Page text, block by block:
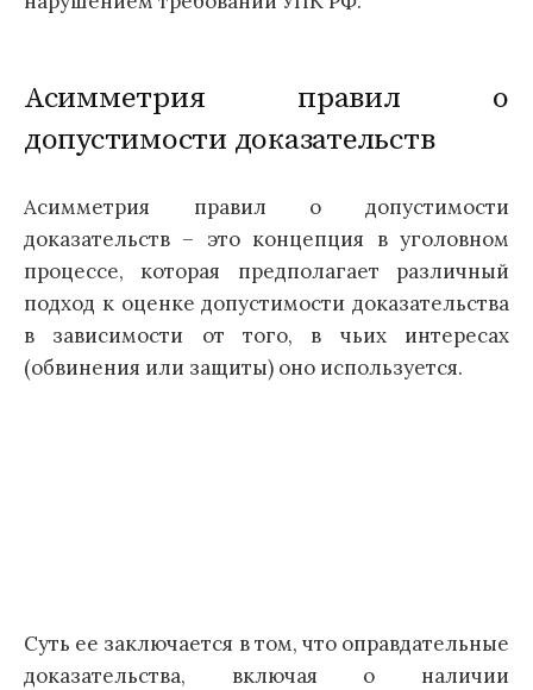
Асимметрия правил о
допустимости доказательств
Асимметрия правил о допустимости
доказательств – это концепция в уголовном
процессе, которая предполагает различный
подход к оценке допустимости доказательства
в зависимости от того, в чьих интересах
(обвинения или защиты) оно используется.
Суть ее заключается в том, что оправдательные
доказательства, включая о наличии